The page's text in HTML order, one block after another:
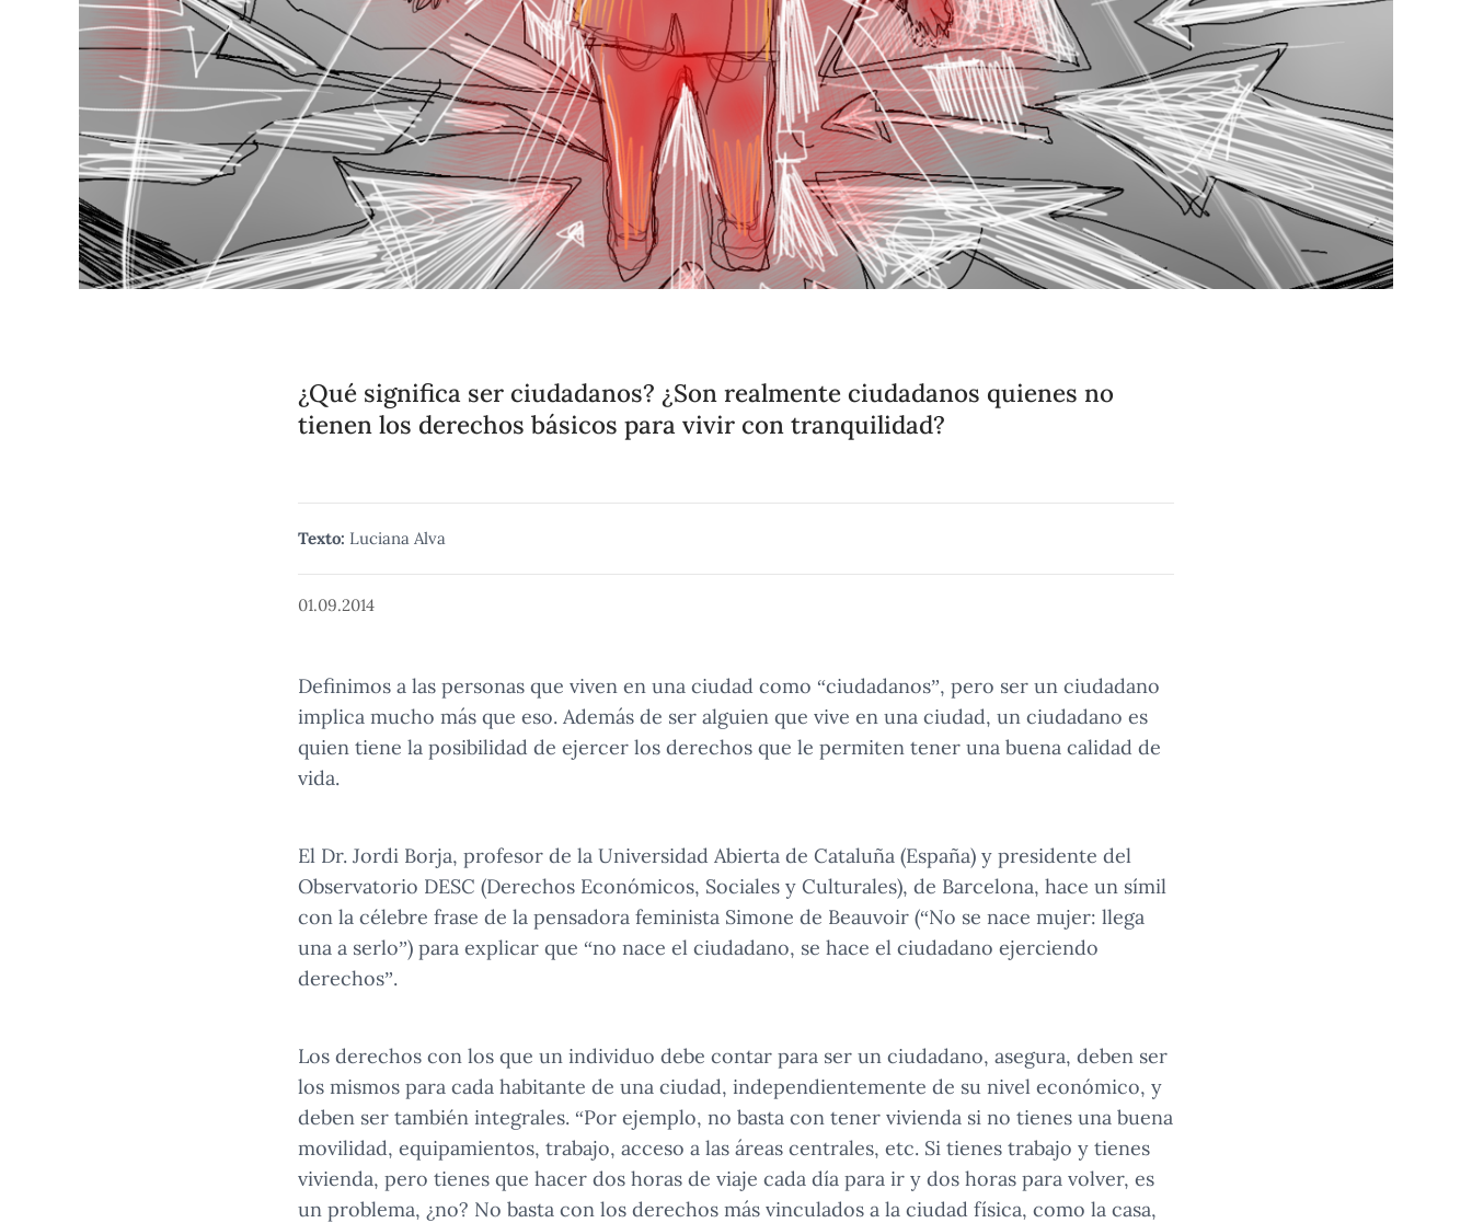
¿Qué significa ser ciudadanos? ¿Son realmente ciudadanos quienes no
tienen los derechos básicos para vivir con tranquilidad?
Texto: Luciana Alva
01.09.2014
Definimos a las personas que viven en una ciudad como “ciudadanos”, pero ser un ciudadano
implica mucho más que eso. Además de ser alguien que vive en una ciudad, un ciudadano es
quien tiene la posibilidad de ejercer los derechos que le permiten tener una buena calidad de
vida.
El Dr. Jordi Borja, profesor de la Universidad Abierta de Cataluña (España) y presidente del
Observatorio DESC (Derechos Económicos, Sociales y Culturales), de Barcelona, hace un símil
con la célebre frase de la pensadora feminista Simone de Beauvoir (“No se nace mujer: llega
una a serlo”) para explicar que “no nace el ciudadano, se hace el ciudadano ejerciendo
derechos”.
Los derechos con los que un individuo debe contar para ser un ciudadano, asegura, deben ser
los mismos para cada habitante de una ciudad, independientemente de su nivel económico, y
deben ser también integrales. “Por ejemplo, no basta con tener vivienda si no tienes una buena
movilidad, equipamientos, trabajo, acceso a las áreas centrales, etc. Si tienes trabajo y tienes
vivienda, pero tienes que hacer dos horas de viaje cada día para ir y dos horas para volver, es
un problema, ¿no? No basta con los derechos más vinculados a la ciudad física, como la casa,